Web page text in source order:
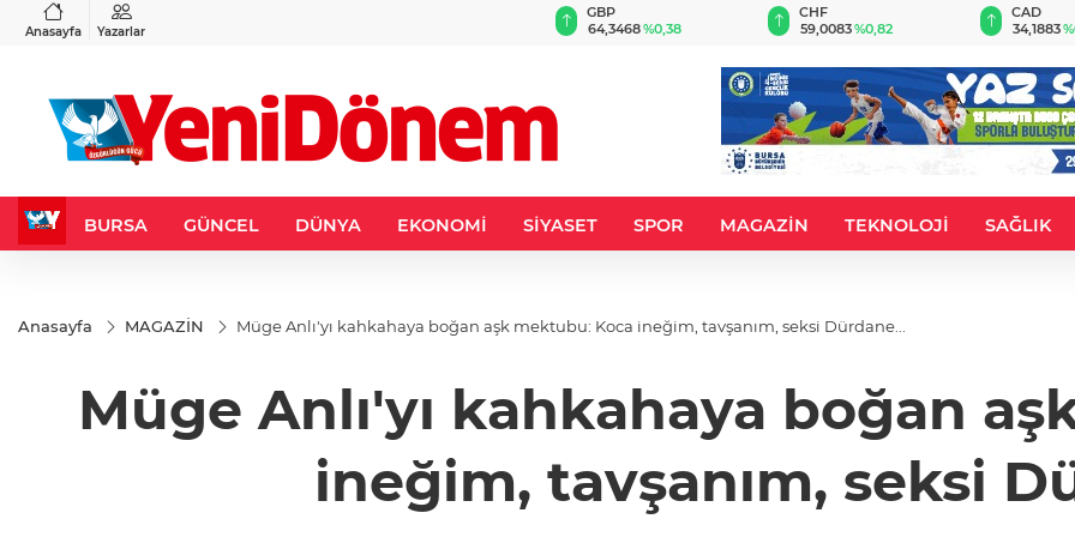
Anasayfa Yazarlar
%-0,14
GBP
64,3468%0,38
CHF
59,0083%0,82
CAD
34,1883
BURSA GÜNCEL DÜNYA EKONOMİ SİYASET SPOR MAGAZİN TEKNOLOJİ SAĞLIK
Anasayfa MAGAZİN Müge Anlı'yı kahkahaya boğan aşk mektubu: Koca ineğim, tavşanım, seksi Dürdane...
Müge Anlı'yı kahkahaya boğan
ineğim, tavşanım, seksi